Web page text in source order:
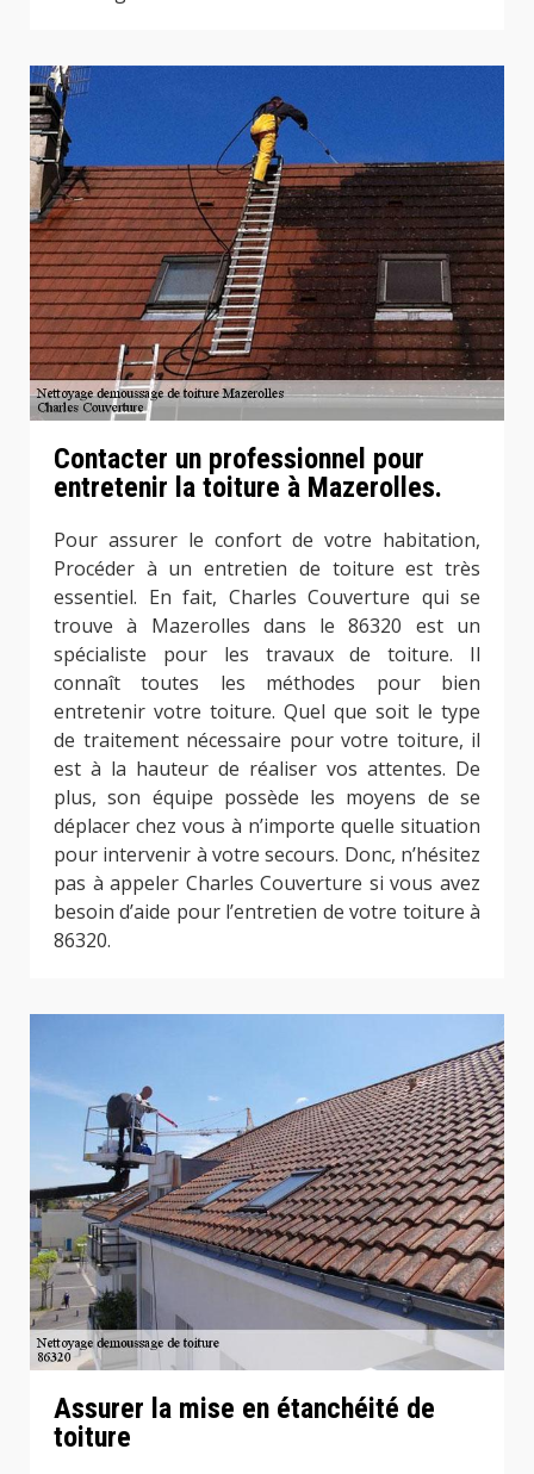
Contacter un professionnel pour
entretenir la toiture à Mazerolles.
Pour assurer le confort de votre habitation,
Procéder à un entretien de toiture est très
essentiel. En fait, Charles Couverture qui se
trouve à Mazerolles dans le 86320 est un
spécialiste pour les travaux de toiture. Il
connaît toutes les méthodes pour bien
entretenir votre toiture. Quel que soit le type
de traitement nécessaire pour votre toiture, il
est à la hauteur de réaliser vos attentes. De
plus, son équipe possède les moyens de se
déplacer chez vous à n’importe quelle situation
pour intervenir à votre secours. Donc, n’hésitez
pas à appeler Charles Couverture si vous avez
besoin d’aide pour l’entretien de votre toiture à
86320.
Assurer la mise en étanchéité de
toiture